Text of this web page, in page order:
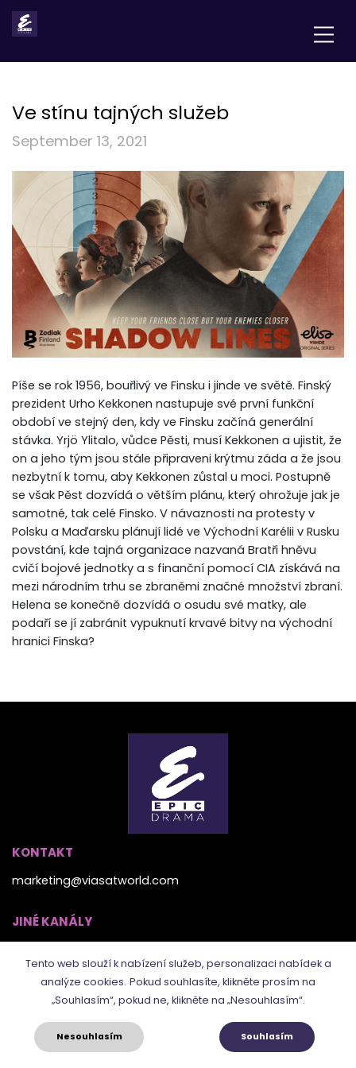
Ve stínu tajných služeb
September 13, 2021
Píše se rok 1956, bouřlivý ve Finsku i jinde ve světě. Finský
prezident Urho Kekkonen nastupuje své první funkční
období ve stejný den, kdy ve Finsku začíná generální
stávka. Yrjö Ylitalo, vůdce Pěsti, musí Kekkonen a ujistit, že
on a jeho tým jsou stále připraveni krýtmu záda a že jsou
nezbytní k tomu, aby Kekkonen zůstal u moci. Postupně
se však Pěst dozvídá o větším plánu, který ohrožuje jak je
samotné, tak celé Finsko. V návaznosti na protesty v
Polsku a Maďarsku plánují lidé ve Východní Karélii v Rusku
povstání, kde tajná organizace nazvaná Bratři hněvu
cvičí bojové jednotky a s finanční pomocí CIA získává na
mezi národním trhu se zbraněmi značné množství zbraní.
Helena se konečně dozvídá o osudu své matky, ale
podaří se jí zabránit vypuknutí krvavé bitvy na východní
hranici Finska?
KONTAKT
marketing@viasatworld.com
JINÉ KANÁLY
© 2021. Epic Drama
Tento web slouží k nabízení služeb, personalizaci nabídek a
analýze cookies. Pokud souhlasíte, klikněte prosím na
„Souhlasím“, pokud ne, klikněte na „Nesouhlasím“.
Nesouhlasím Souhlasím